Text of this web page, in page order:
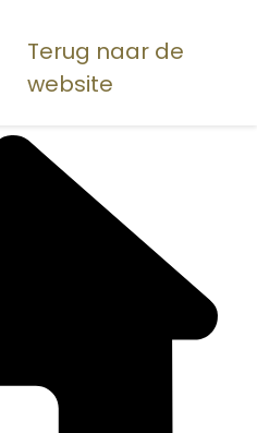
Terug naar de
website